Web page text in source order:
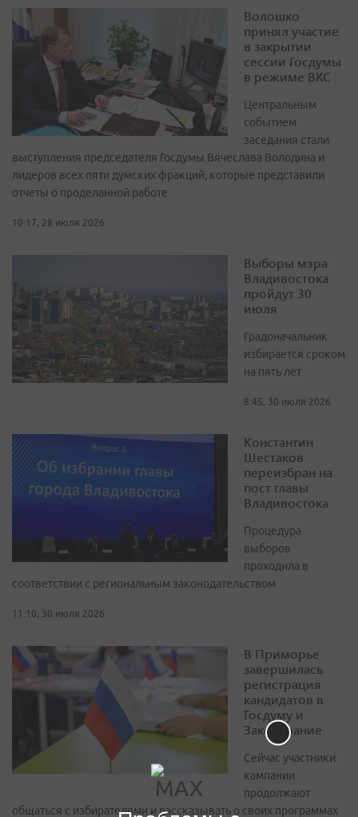
Волошко
принял участие
в закрытии
сессии Госдумы
в режиме ВКС
Центральным
событием
заседания стали
выступления председателя Госдумы Вячеслава Володина и
лидеров всех пяти думских фракций, которые представили
отчеты о проделанной работе
10:17, 28 июля 2026
Выборы мэра
Владивостока
пройдут 30
июля
Градоначальник
избирается сроком
на пять лет
8:45, 30 июля 2026
Константин
Шестаков
переизбран на
пост главы
Владивостока
Процедура
выборов
проходила в
соответствии с региональным законодательством
11:10, 30 июля 2026
В Приморье
завершилась
регистрация
кандидатов в
Госдуму и
Заксобрание
Сейчас участники
кампании
продолжают
общаться с избирателями и рассказывать о своих программах